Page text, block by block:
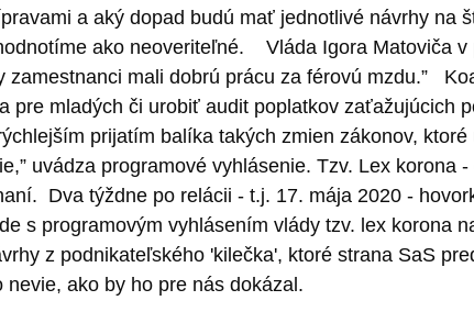
a aký dopad budú mať jednotlivé návrhy na
ako neoveriteľné.
Vláda Igora Matoviča
mali dobrú prácu za férovú mzdu.”
pre mladých či urobiť audit poplatkov zaťažujúcich
prijatím balíka takých zmien zákonov,
uvádza programové vyhlásenie. Tzv. Lex korona
Dva týždne po relácii - t.j. 17. mája 2020 -
s programovým vyhlásením vlády tzv. lex korona
z podnikateľského 'kilečka', ktoré strana SaS
ako by ho pre nás dokázal.